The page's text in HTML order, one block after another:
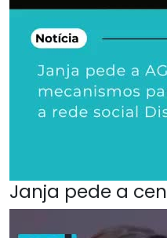
Janja pede a